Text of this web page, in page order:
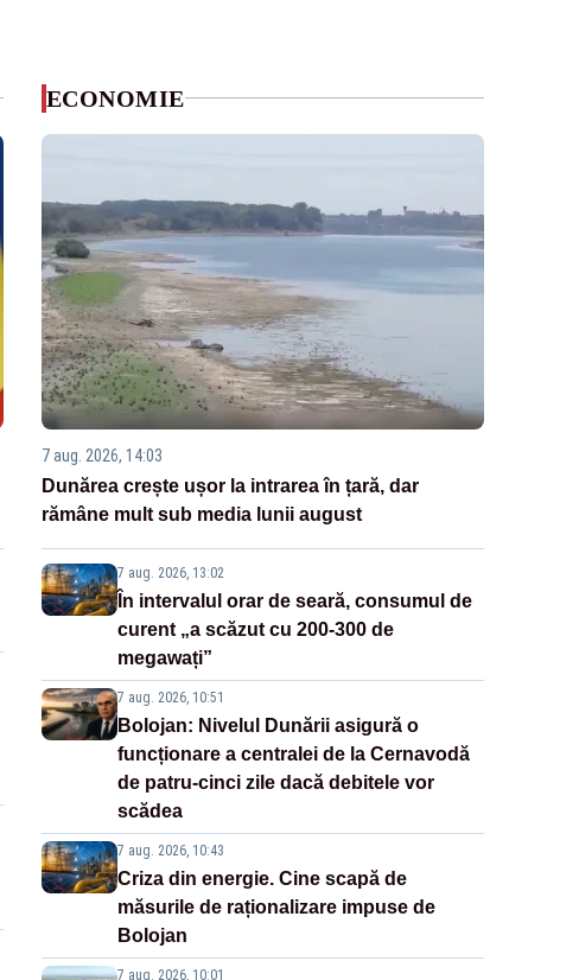
ECONOMIE
7 aug. 2026, 14:03
Dunărea crește ușor la intrarea în țară, dar
rămâne mult sub media lunii august
7 aug. 2026, 13:02
În intervalul orar de seară, consumul de
curent „a scăzut cu 200-300 de
megawați”
7 aug. 2026, 10:51
Bolojan: Nivelul Dunării asigură o
funcționare a centralei de la Cernavodă
de patru-cinci zile dacă debitele vor
scădea
7 aug. 2026, 10:43
Criza din energie. Cine scapă de
măsurile de raționalizare impuse de
Bolojan
7 aug. 2026, 10:01